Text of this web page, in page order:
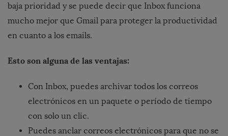
baja prioridad y se puede decir que Inbox funciona
mucho mejor que Gmail para proteger la productividad
en cuanto a los emails.
Esto son alguna de las ventajas:
Con Inbox, puedes archivar todos los correos
electrónicos en un paquete o período de tiempo
con solo un clic.
Puedes anclar correos electrónicos para que no se